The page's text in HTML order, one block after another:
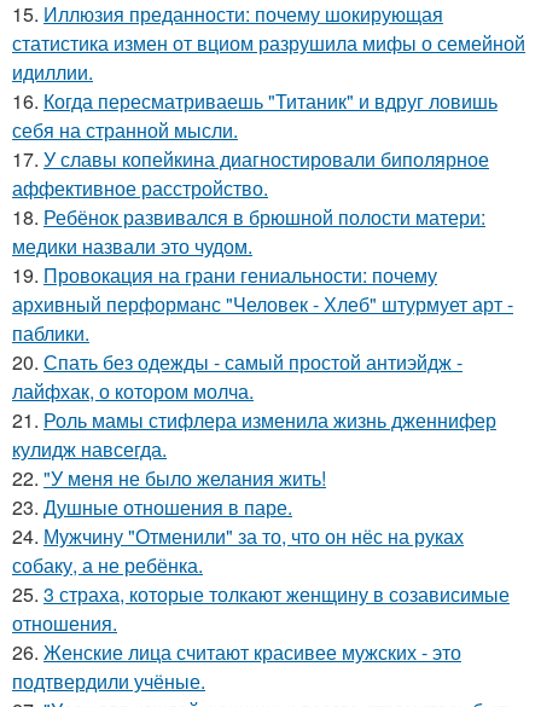
15. Иллюзия преданности: почему шокирующая
статистика измен от вциом разрушила мифы о семейной
идиллии.
16. Когда пересматриваешь "Титаник" и вдруг ловишь
себя на странной мысли.
17. У славы копейкина диагностировали биполярное
аффективное расстройство.
18. Ребёнок развивался в брюшной полости матери:
медики назвали это чудом.
19. Провокация на грани гениальности: почему
архивный перформанс "Человек - Хлеб" штурмует арт -
паблики.
20. Спать без одежды - самый простой антиэйдж -
лайфхак, о котором молча.
21. Роль мамы стифлера изменила жизнь дженнифер
кулидж навсегда.
22. "У меня не было желания жить!
23. Душные отношения в паре.
24. Мужчину "Отменили" за то, что он нёс на руках
собаку, а не ребёнка.
25. 3 страха, которые толкают женщину в созависимые
отношения.
26. Женские лица считают красивее мужских - это
подтвердили учёные.